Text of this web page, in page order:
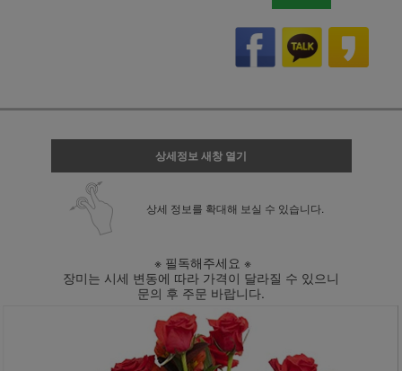
상세정보 새창 열기
상세 정보를 확대해 보실 수 있습니다.
※ 필독해주세요 ※
장미는 시세 변동에 따라 가격이 달라질 수 있으니
문의 후 주문 바랍니다.